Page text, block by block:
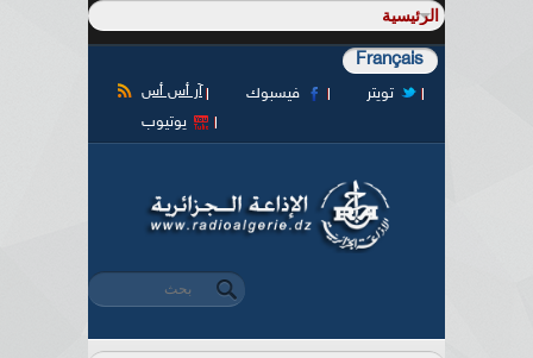
Français
آر أس أس فيسبوك
تويتر
يوتيوب
استمارة البحث
‏بحث ‏